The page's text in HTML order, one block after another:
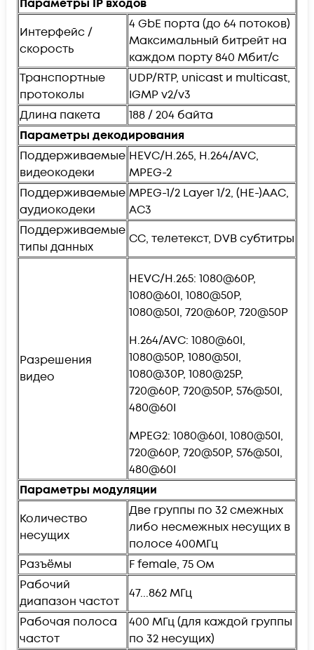
Параметры IP входов
Интерфейс /
скорость
4 GbE порта (до 64 потоков)
Максимальный битрейт на
каждом порту 840 Мбит/с
Транспортные
протоколы
UDP/RTP, unicast и multicast,
IGMP v2/v3
Длина пакета
188 / 204 байта
Параметры декодирования
Поддерживаемые
видеокодеки
HEVC/H.265, H.264/AVC,
MPEG-2
Поддерживаемые
аудиокодеки
MPEG-1/2 Layer 1/2, (HE-)AAC,
AC3
Поддерживаемые
типы данных
CC, телетекст, DVB субтитры
Разрешения
видео
HEVC/H.265: 1080@60P,
1080@60I, 1080@50P,
1080@50I, 720@60P, 720@50P
H.264/AVC: 1080@60I,
1080@50P, 1080@50I,
1080@30P, 1080@25P,
720@60P, 720@50P, 576@50I,
480@60I
MPEG2: 1080@60I, 1080@50I,
720@60P, 720@50P, 576@50I,
480@60I
Параметры модуляции
Количество
несущих
Две группы по 32 смежных
либо несмежных несущих в
полосе 400МГц
Разъёмы
F female, 75 Ом
Рабочий
диапазон частот
47...862 МГц
Рабочая полоса
частот
400 МГц (для каждой группы
по 32 несущих)